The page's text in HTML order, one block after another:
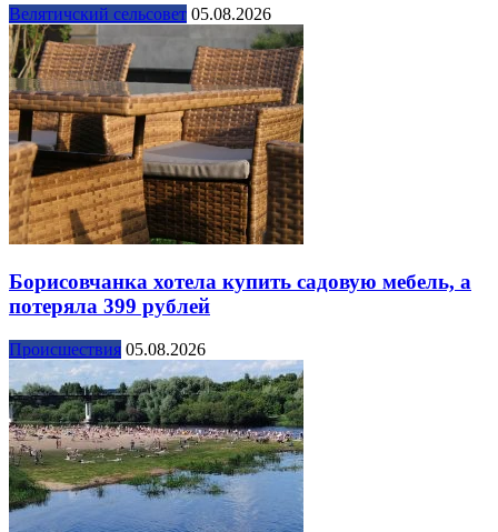
Велятичский сельсовет 05.08.2026
Борисовчанка хотела купить садовую мебель, а
потеряла 399 рублей
Происшествия 05.08.2026